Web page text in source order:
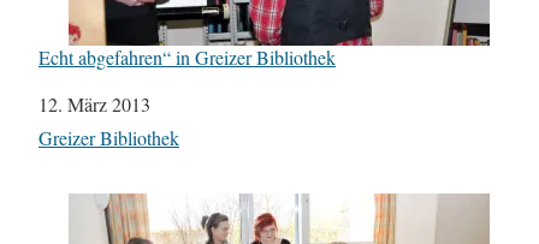
Echt abgefahren“ in Greizer Bibliothek
Datum
12. März 2013
In Bezug auf
Greizer Bibliothek